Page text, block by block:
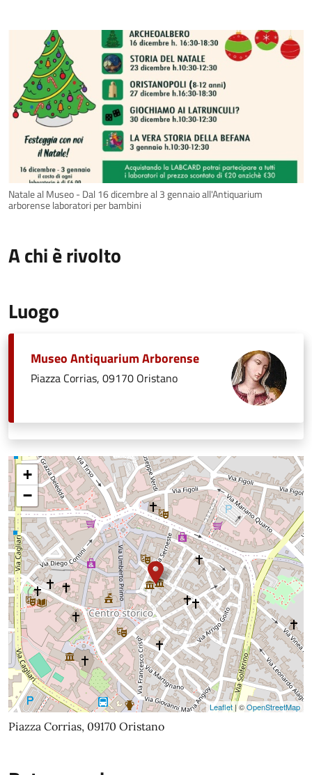
Natale al Museo - Dal 16 dicembre al 3 gennaio all'Antiquarium
arborense laboratori per bambini
A chi è rivolto
Luogo
Museo Antiquarium Arborense
Piazza Corrias, 09170 Oristano
+
−
Leaflet | ©OpenStreetMap
Piazza Corrias, 09170 Oristano